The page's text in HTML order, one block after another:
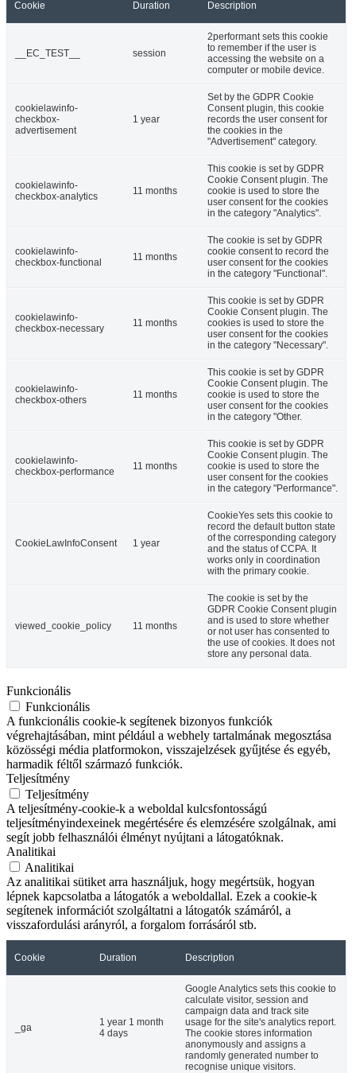
Cookie Duration Description
__EC_TEST__ session
2performant sets this cookie
to remember if the user is
accessing the website on a
computer or mobile device.
cookielawinfo-
checkbox-
advertisement
1 year
Set by the GDPR Cookie
Consent plugin, this cookie
records the user consent for
the cookies in the
"Advertisement" category.
cookielawinfo-
checkbox-analytics
11 months
This cookie is set by GDPR
Cookie Consent plugin. The
cookie is used to store the
user consent for the cookies
in the category "Analytics".
cookielawinfo-
checkbox-functional
11 months
The cookie is set by GDPR
cookie consent to record the
user consent for the cookies
in the category "Functional".
cookielawinfo-
checkbox-necessary
11 months
This cookie is set by GDPR
Cookie Consent plugin. The
cookies is used to store the
user consent for the cookies
in the category "Necessary".
cookielawinfo-
checkbox-others
11 months
This cookie is set by GDPR
Cookie Consent plugin. The
cookie is used to store the
user consent for the cookies
in the category "Other.
cookielawinfo-
checkbox-performance
11 months
This cookie is set by GDPR
Cookie Consent plugin. The
cookie is used to store the
user consent for the cookies
in the category "Performance".
CookieLawInfoConsent 1 year
CookieYes sets this cookie to
record the default button state
of the corresponding category
and the status of CCPA. It
works only in coordination
with the primary cookie.
viewed_cookie_policy 11 months
The cookie is set by the
GDPR Cookie Consent plugin
and is used to store whether
or not user has consented to
the use of cookies. It does not
store any personal data.
Funkcionális
Funkcionális
A funkcionális cookie-k segítenek bizonyos funkciók
végrehajtásában, mint például a webhely tartalmának megosztása
közösségi média platformokon, visszajelzések gyűjtése és egyéb,
harmadik féltől származó funkciók.
Teljesítmény
Teljesítmény
A teljesítmény-cookie-k a weboldal kulcsfontosságú
teljesítményindexeinek megértésére és elemzésére szolgálnak, ami
segít jobb felhasználói élményt nyújtani a látogatóknak.
Analitikai
Analitikai
Az analitikai sütiket arra használjuk, hogy megértsük, hogyan
lépnek kapcsolatba a látogatók a weboldallal. Ezek a cookie-k
segítenek információt szolgáltatni a látogatók számáról, a
visszafordulási arányról, a forgalom forrásáról stb.
Cookie Duration Description
_ga
1 year 1 month
4 days
Google Analytics sets this cookie to
calculate visitor, session and
campaign data and track site
usage for the site's analytics report.
The cookie stores information
anonymously and assigns a
randomly generated number to
recognise unique visitors.